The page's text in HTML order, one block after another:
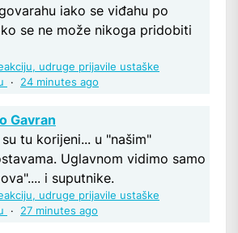
iako se viđahu po
se ne može nikoga pridobiti
udruge prijavile ustaške
· 24 minutes ago
Gavran
tu korijeni... u "našim"
Uglavnom vidimo samo
i suputnike.
udruge prijavile ustaške
· 27 minutes ago